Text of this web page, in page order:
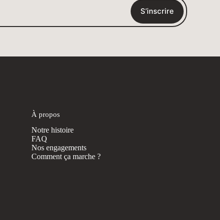
S’inscrire
À propos
Notre histoire
FAQ
Nos engagements
Comment ça marche ?